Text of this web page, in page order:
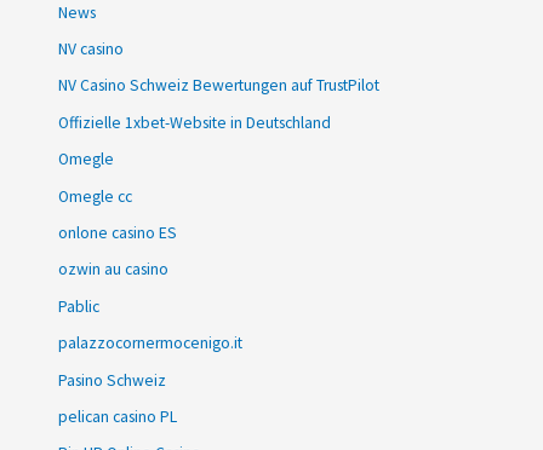
News
NV casino
NV Casino Schweiz Bewertungen auf TrustPilot
Offizielle 1xbet-Website in Deutschland
Omegle
Omegle cc
onlone casino ES
ozwin au casino
Pablic
palazzocornermocenigo.it
Pasino Schweiz
pelican casino PL